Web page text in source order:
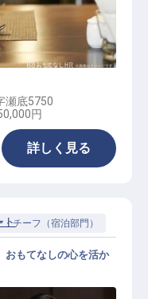
ャー
瀬底5750
円
詳しく見る
チーフ（宿泊部門）
ト
おもてなしの心を活か